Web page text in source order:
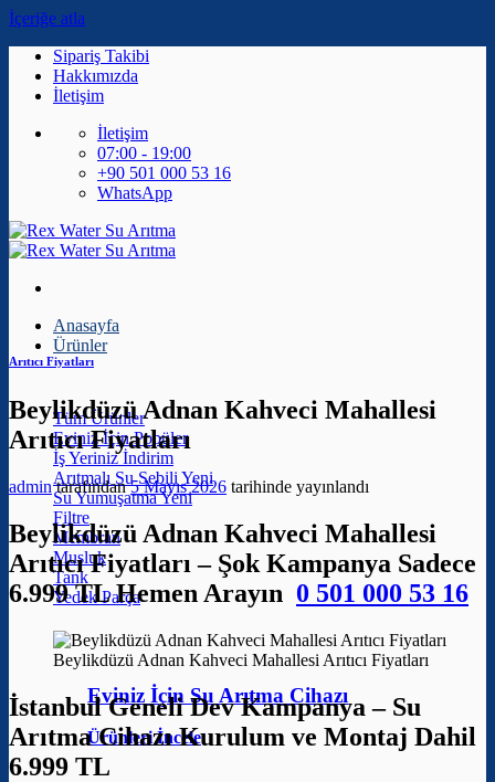
İçeriğe atla
Sipariş Takibi
Hakkımızda
İletişim
İletişim
07:00 - 19:00
+90 501 000 53 16
WhatsApp
Anasayfa
Ürünler
Tüm Ürünler
Eviniz İçin
İş Yeriniz
Arıtmalı Su Sebili
Su Yumuşatma
Filtre
Membran
Musluk
Tank
Yedek Parça
Eviniz İçin Su Arıtma Cihazı
Ürünleri İncele
Arıtıcı Fiyatları
Beylikdüzü Adnan Kahveci Mahallesi
Arıtıcı Fiyatları
admintarafından 5 Mayıs 2026 tarihinde yayınlandı
Beylikdüzü Adnan Kahveci Mahallesi
Arıtıcı Fiyatları – Şok Kampanya Sadece
6.999 TL Hemen Arayın 0 501 000 53 16
Beylikdüzü Adnan Kahveci Mahallesi Arıtıcı Fiyatları
İstanbul Geneli Dev Kampanya – Su
Arıtma Cihazı Kurulum ve Montaj Dahil
6.999 TL